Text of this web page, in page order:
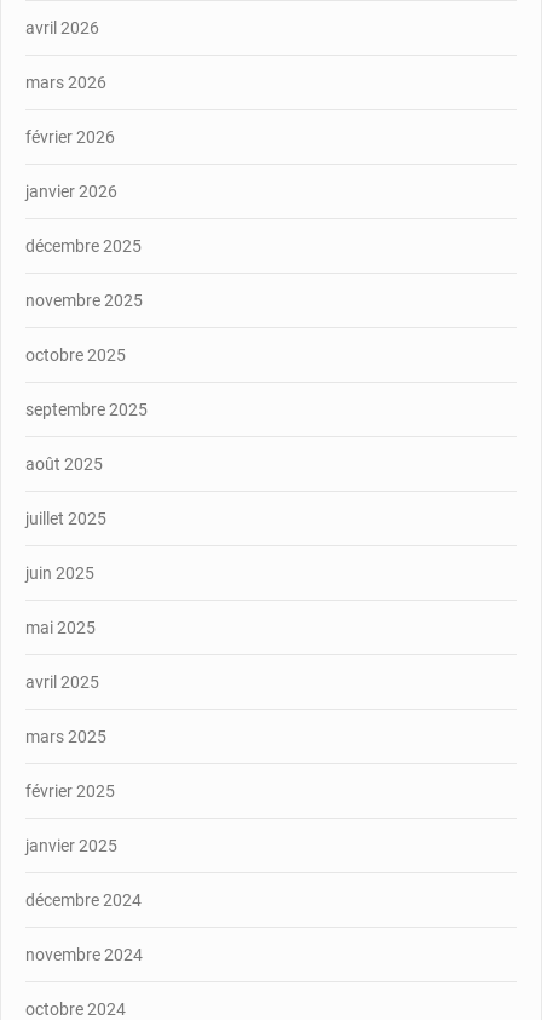
avril 2026
mars 2026
février 2026
janvier 2026
décembre 2025
novembre 2025
octobre 2025
septembre 2025
août 2025
juillet 2025
juin 2025
mai 2025
avril 2025
mars 2025
février 2025
janvier 2025
décembre 2024
novembre 2024
octobre 2024